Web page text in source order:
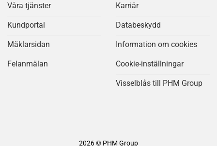
Våra tjänster
Kundportal
Mäklarsidan
Felanmälan
Karriär
Databeskydd
Information om cookies
Cookie-inställningar
Visselblås till PHM Group
2026 © PHM Group